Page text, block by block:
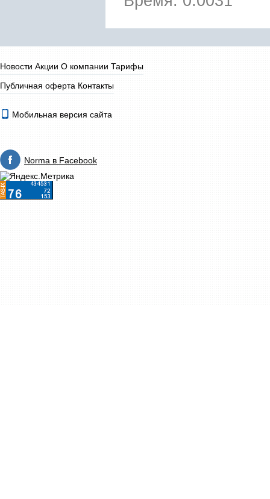
Новости Акции О компании Тарифы
Публичная оферта Контакты
Мобильная версия сайта
Norma в Facebook